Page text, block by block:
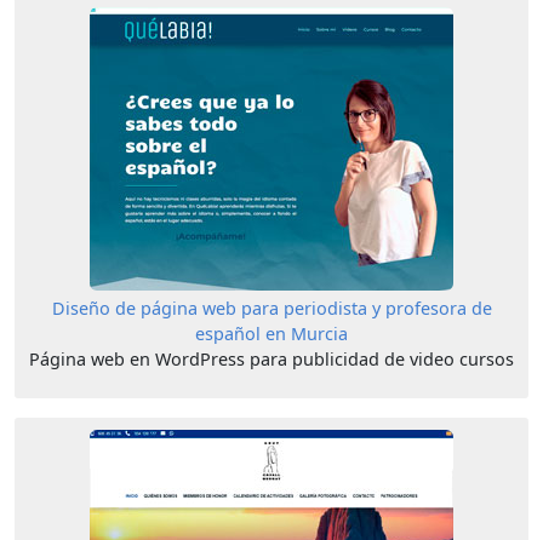
Diseño de página web para periodista y profesora de
español en Murcia
Página web en WordPress para publicidad de video cursos